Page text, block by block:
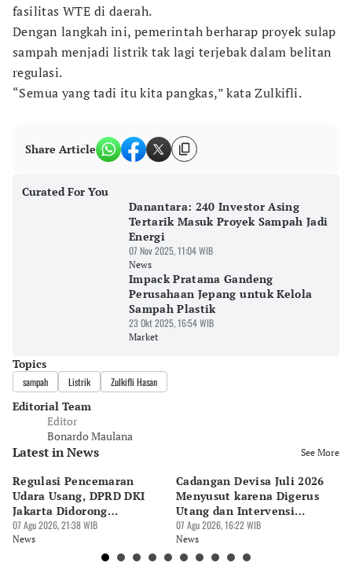
fasilitas WTE di daerah.
Dengan langkah ini, pemerintah berharap proyek sulap
sampah menjadi listrik tak lagi terjebak dalam belitan
regulasi.
“Semua yang tadi itu kita pangkas,” kata Zulkifli.
Share Article
Curated For You
Danantara: 240 Investor Asing
Tertarik Masuk Proyek Sampah Jadi
Energi
07 Nov 2025, 11:04 WIB
News
Impack Pratama Gandeng
Perusahaan Jepang untuk Kelola
Sampah Plastik
23 Okt 2025, 16:54 WIB
Market
Topics
sampah Listrik Zulkifli Hasan
Editorial Team
Editor
Bonardo Maulana
Latest in News See More
Regulasi Pencemaran
Udara Usang, DPRD DKI
Jakarta Didorong
Prioritaskan Revisi Perda
07 Agu 2026, 21:38 WIB
News
Cadangan Devisa Juli 2026
Menyusut karena Digerus
Utang dan Intervensi
Rupiah
07 Agu 2026, 16:22 WIB
News